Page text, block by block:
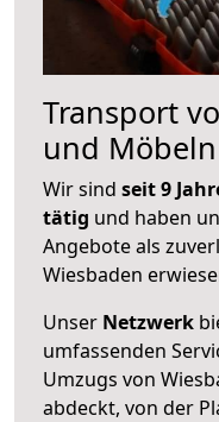
Transport
und
Wir sind seit 9
tätig und haben
Angebote als
Wiesbaden
Unser Netzwerk
umfassenden
Umzugs von
abdeckt, von der